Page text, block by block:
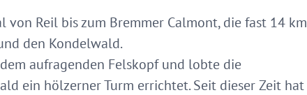
Reil bis zum Bremmer Calmont, die fast 14 km
den Kondelwald.
aufragenden Felskopf und lobte die
ein hölzerner Turm errichtet. Seit dieser Zeit hat